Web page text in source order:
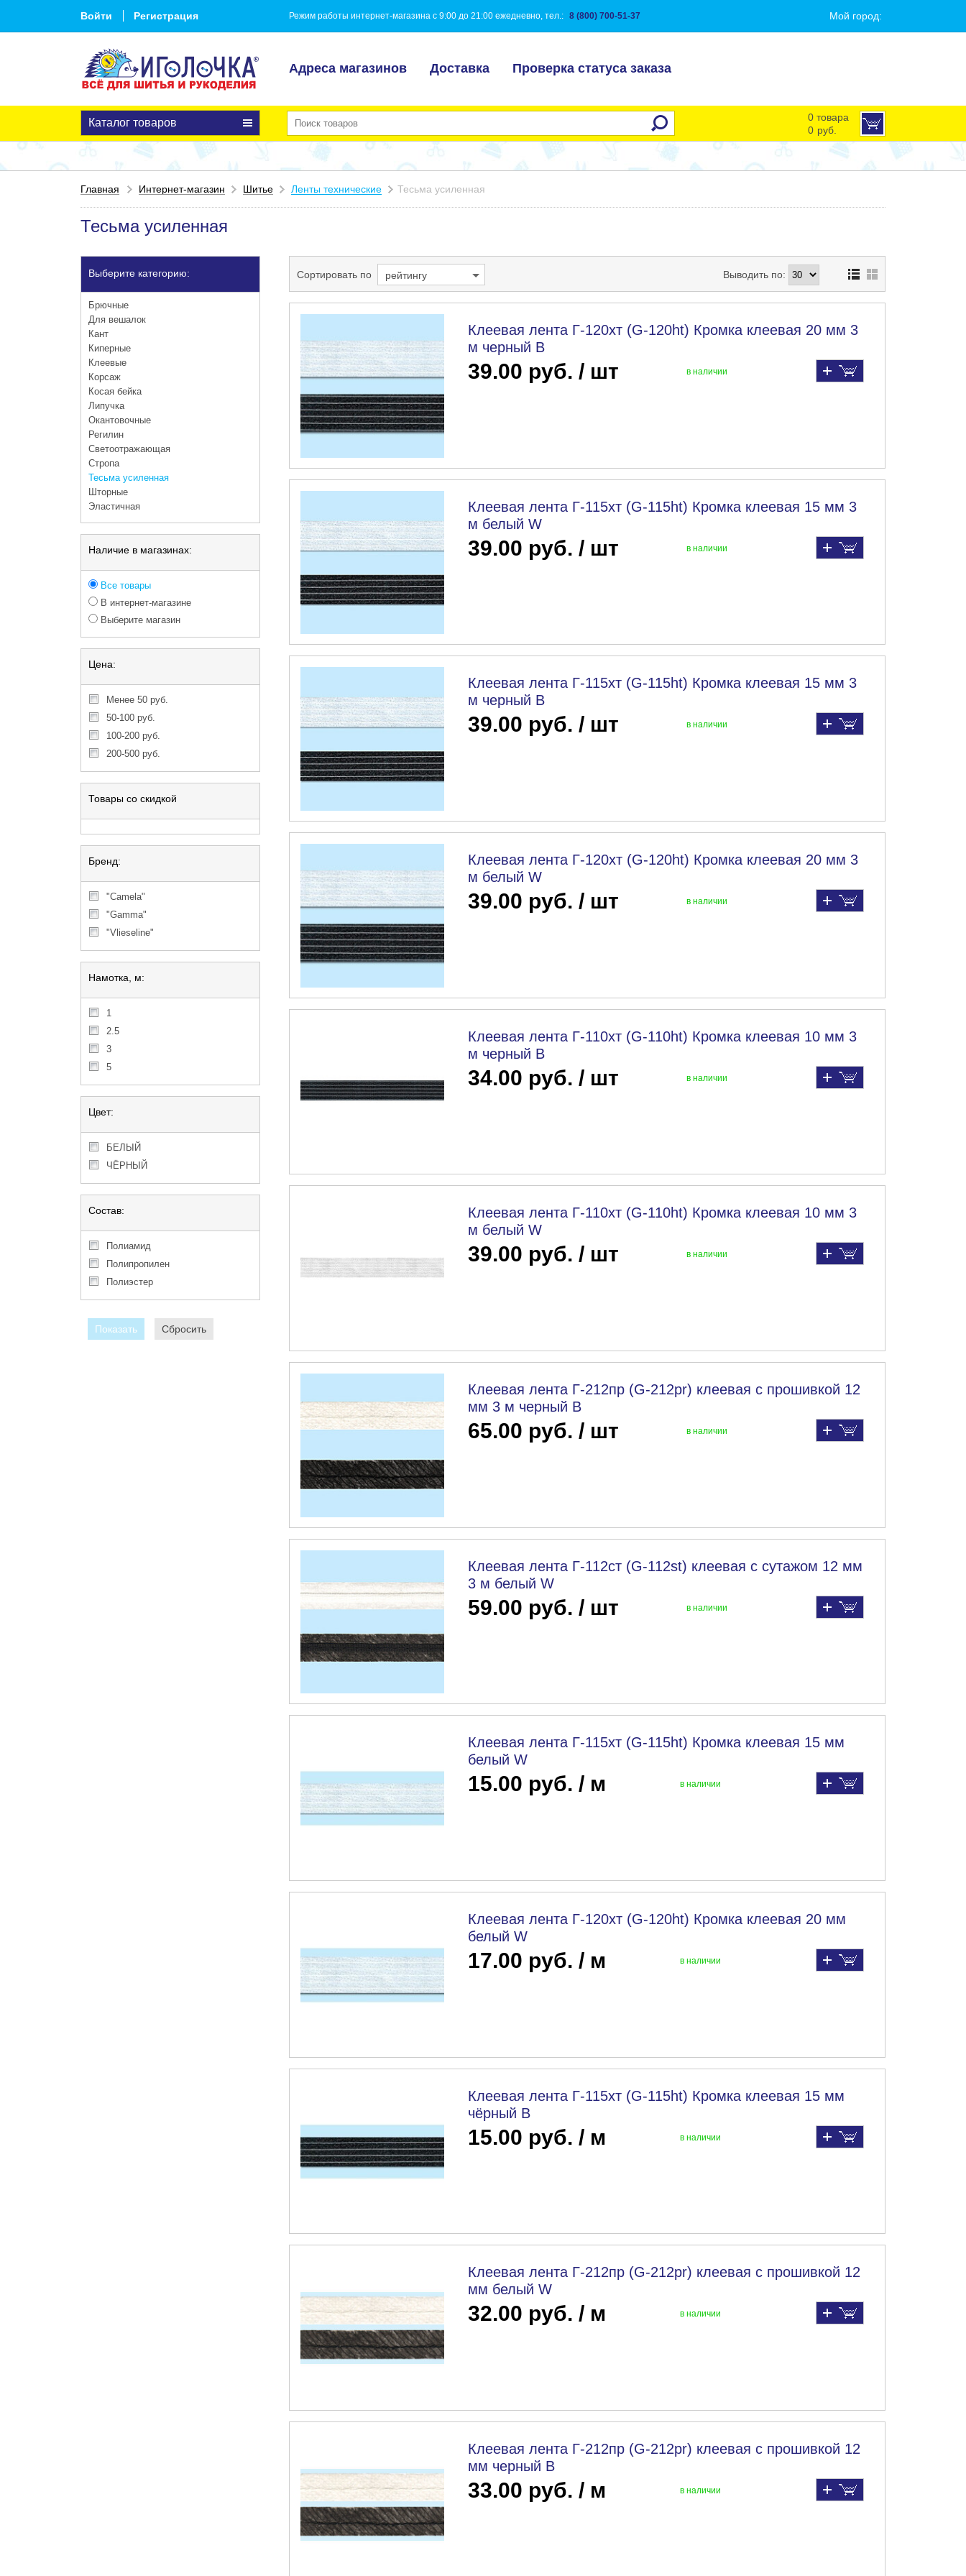
Войти Регистрация Режим работы интернет-магазина с 9:00 до 21:00 ежедневно, тел.: 8 (800) 700-51-37 Мой город:
Адреса магазинов Доставка Проверка статуса заказа
Каталог товаров
0 товара
0 руб.
Главная Интернет-магазин Шитье Ленты технические Тесьма усиленная
Тесьма усиленная
Выберите категорию:
Брючные
Для вешалок
Кант
Киперные
Клеевые
Корсаж
Косая бейка
Липучка
Окантовочные
Регилин
Светоотражающая
Стропа
Тесьма усиленная
Шторные
Эластичная
Наличие в магазинах:
Все товары
В интернет-магазине
Выберите магазин
Цена:
менее 50 руб.
50-100 руб.
100-200 руб.
200-500 руб.
Товары со скидкой
Бренд:
"Camela"
"Gamma"
"Vlieseline"
Намотка, м:
1
2.5
3
5
Цвет:
БЕЛЫЙ
ЧЁРНЫЙ
Состав:
Полиамид
Полипропилен
Полиэстер
Показать Сбросить
Сортировать по рейтингу Выводить по:
Клеевая лента Г-120хт (G-120ht) Кромка клеевая 20 мм 3
м черный B
39.00 руб. / шт в наличии
Клеевая лента Г-115хт (G-115ht) Кромка клеевая 15 мм 3
м белый W
39.00 руб. / шт в наличии
Клеевая лента Г-115хт (G-115ht) Кромка клеевая 15 мм 3
м черный B
39.00 руб. / шт в наличии
Клеевая лента Г-120хт (G-120ht) Кромка клеевая 20 мм 3
м белый W
39.00 руб. / шт в наличии
Клеевая лента Г-110хт (G-110ht) Кромка клеевая 10 мм 3
м черный B
34.00 руб. / шт в наличии
Клеевая лента Г-110хт (G-110ht) Кромка клеевая 10 мм 3
м белый W
39.00 руб. / шт в наличии
Клеевая лента Г-212пр (G-212pr) клеевая с прошивкой 12
мм 3 м черный B
65.00 руб. / шт в наличии
Клеевая лента Г-112ст (G-112st) клеевая с сутажом 12 мм
3 м белый W
59.00 руб. / шт в наличии
Клеевая лента Г-115хт (G-115ht) Кромка клеевая 15 мм
белый W
15.00 руб. / м в наличии
Клеевая лента Г-120хт (G-120ht) Кромка клеевая 20 мм
белый W
17.00 руб. / м в наличии
Клеевая лента Г-115хт (G-115ht) Кромка клеевая 15 мм
чёрный B
15.00 руб. / м в наличии
Клеевая лента Г-212пр (G-212pr) клеевая с прошивкой 12
мм белый W
32.00 руб. / м в наличии
Клеевая лента Г-212пр (G-212pr) клеевая с прошивкой 12
мм черный B
33.00 руб. / м в наличии